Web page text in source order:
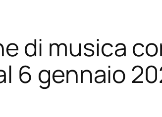
di musica
6 gennaio